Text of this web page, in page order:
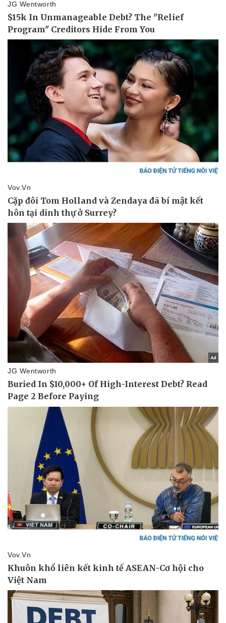
Pháp luật
Tin nóng
Tư vấn luật
Quân sự - Quốc phòng
Vũ khí
Việt Nam